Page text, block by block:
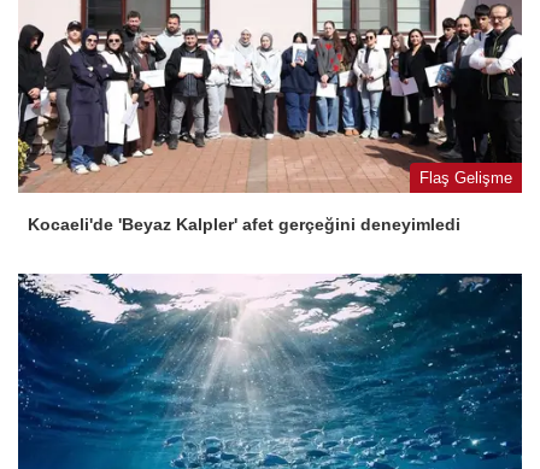
Flaş Gelişme
Kocaeli'de 'Beyaz Kalpler' afet gerçeğini deneyimledi